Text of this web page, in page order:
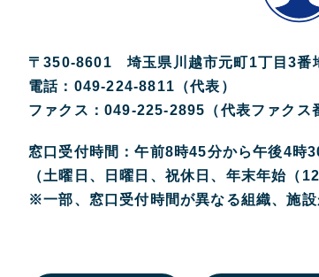
〒350-8601 埼玉県川越市元町1丁目3番
電話：049-224-8811（代表）
ファクス：049-225-2895（代表ファクス
窓口受付時間：午前8時45分から午後4時
（土曜日、日曜日、祝休日、年末年始（
※一部、窓口受付時間が異なる組織、施設